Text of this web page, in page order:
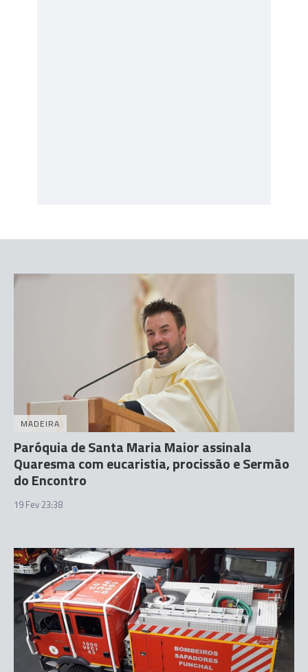
MADEIRA
Paróquia de Santa Maria Maior assinala
Quaresma com eucaristia, procissão e Sermão
do Encontro
19 Fev 23:38